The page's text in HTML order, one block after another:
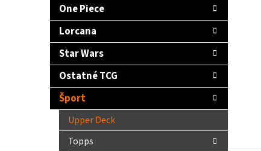
One Piece
Lorcana
Star Wars
Ostatné TCG
Šport
Upper Deck
Topps